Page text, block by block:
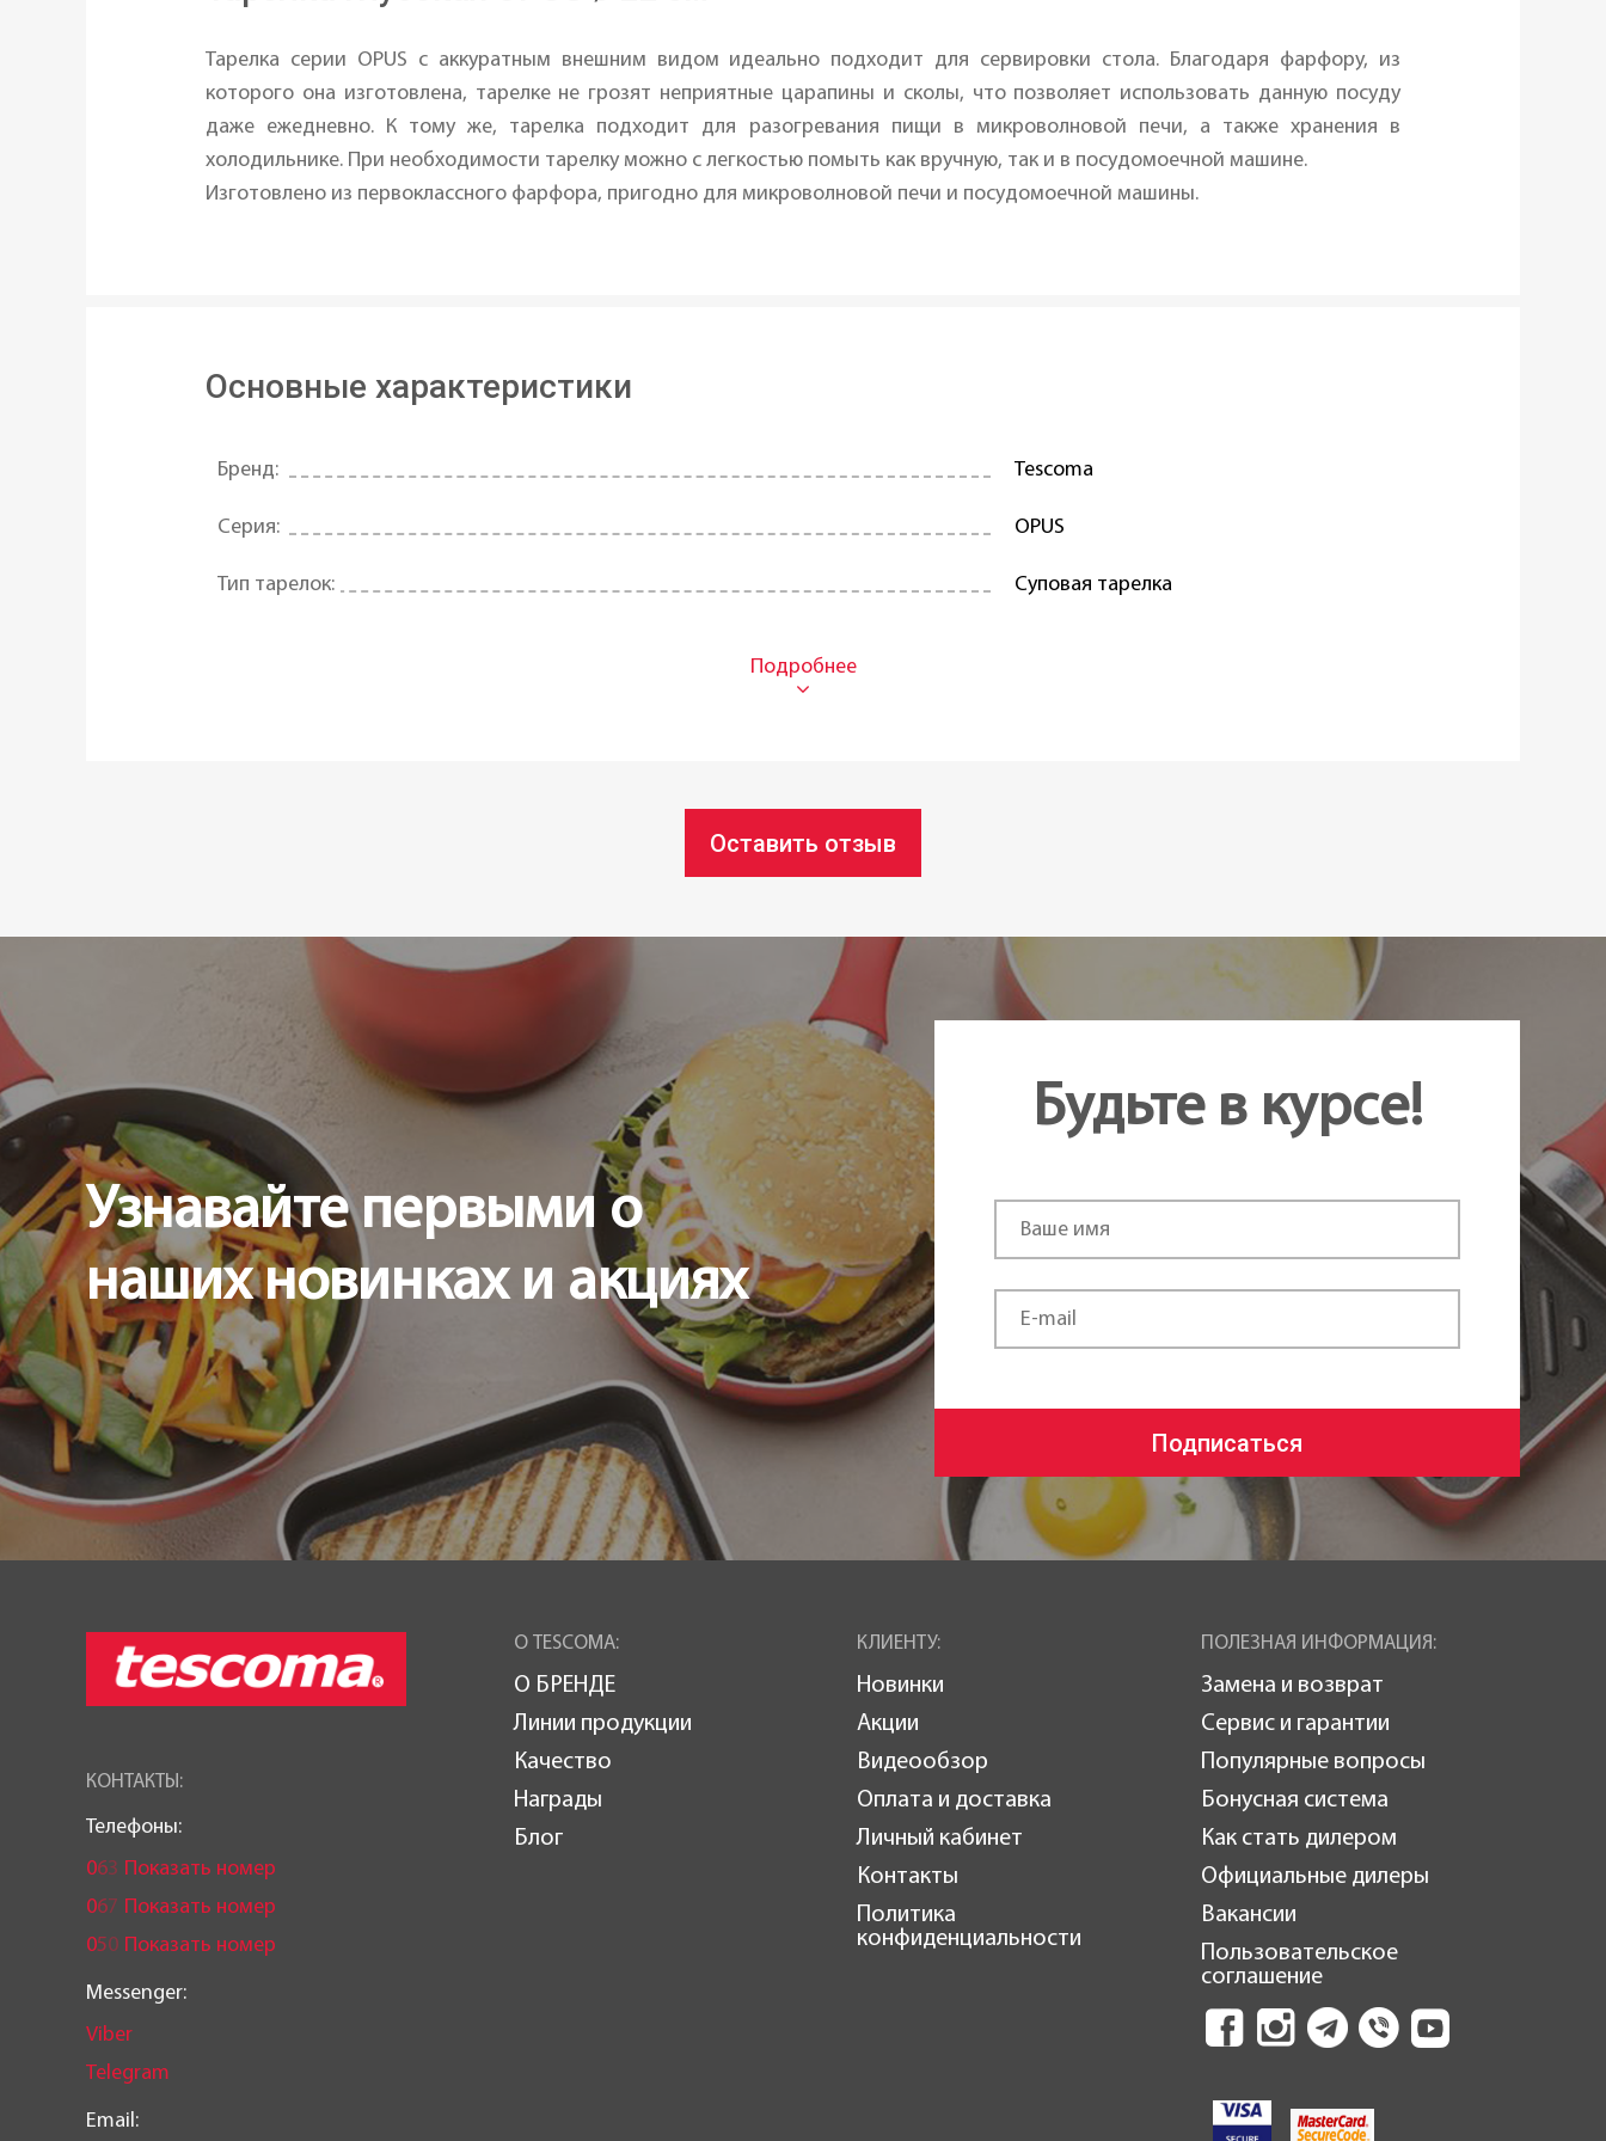
Тарелка серии OPUS с аккуратным внешним видом идеально подходит для сервировки стола. Благодаря фарфору, из
которого она изготовлена, тарелке не грозят неприятные царапины и сколы, что позволяет использовать данную посуду
даже ежедневно. К тому же, тарелка подходит для разогревания пищи в микроволновой печи, а также хранения в
холодильнике. При необходимости тарелку можно с легкостью помыть как вручную, так и в посудомоечной машине.
Изготовлено из первоклассного фарфора, пригодно для микроволновой печи и посудомоечной машины.
Основные характеристики
Бренд: Tescoma
Серия: OPUS
Тип тарелок: Суповая тарелка
22 см
Статус товара:
Страна регистрация бренда: Чехия
Оставить отзыв
Узнавайте первыми о
наших новинках и акциях
Будьте в курсе!
Подписаться
КОНТАКТЫ:
Телефоны:
063 Показать номер
067 Показать номер
050 Показать номер
Messenger:
Viber
Telegram
Email:
О TESCOMA:
О БРЕНДЕ
Линии продукции
Качество
Награды
Блог
КЛИЕНТУ:
Новинки
Акции
Видеообзор
Оплата и доставка
Личный кабинет
Контакты
Политика
конфиденциальности
ПОЛЕЗНАЯ ИНФОРМАЦИЯ:
Замена и возврат
Сервис и гарантии
Популярные вопросы
Бонусная система
Как стать дилером
Официальные дилеры
Вакансии
Пользовательское
соглашение